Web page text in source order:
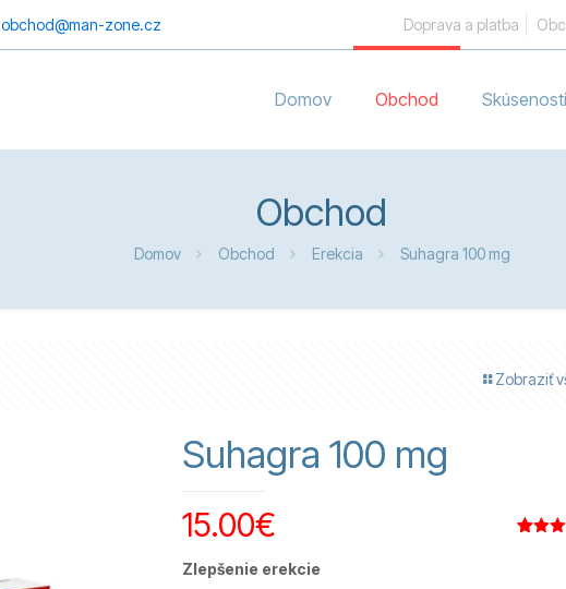
obchod@man-zone.cz Doprava a platba
Domov Obchod Skúsenosti
Obchod
Domov Obchod Erekcia Suhagra 100 mg
Zobraziť
Suhagra 100 mg
15.00€
Zlepšenie erekcie